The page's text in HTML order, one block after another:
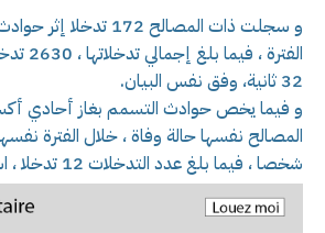
و سجلت ذات المصالح 172
الفترة
32 ثانية، وفق نفس البيان.
و فيما يخص حوادث التسمم بغاز أحادي
شخصا ، فيما بلغ عدد التدخلات 12 تدخلا ، استنادا لذات المصدر.